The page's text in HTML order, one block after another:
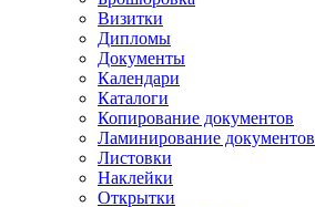
Визитки
Дипломы
Документы
Календари
Каталоги
Копирование документов
Ламинирование документов
Листовки
Наклейки
Открытки